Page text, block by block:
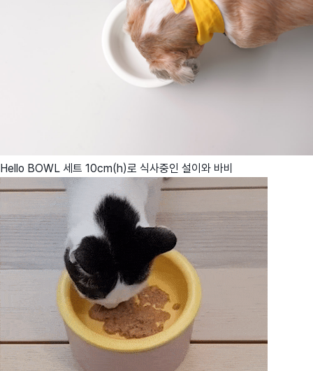
Hello BOWL 세트 10cm(h)로 식사중인 설이와 바비